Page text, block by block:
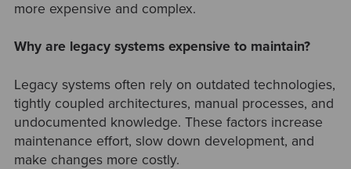
more expensive and complex.
Why are legacy systems expensive to maintain?
Legacy systems often rely on outdated technologies,
tightly coupled architectures, manual processes, and
undocumented knowledge. These factors increase
maintenance effort, slow down development, and
make changes more costly.